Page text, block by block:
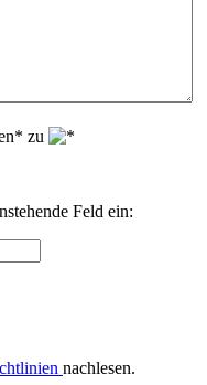
zu
Feld ein:
nachlesen.